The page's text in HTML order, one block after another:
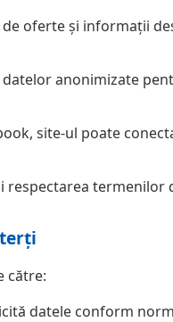
oferte și informații
anonimizate
site-ul poate
respectarea termenilor
către:
datele conform